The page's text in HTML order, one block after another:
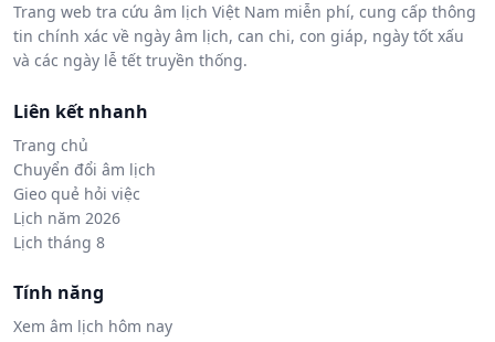
Trang web tra cứu âm lịch Việt Nam miễn phí, cung cấp thông
tin chính xác về ngày âm lịch, can chi, con giáp, ngày tốt xấu
và các ngày lễ tết truyền thống.
Liên kết nhanh
Trang chủ
Chuyển đổi âm lịch
Gieo quẻ hỏi việc
Lịch năm 2026
Lịch tháng 8
Tính năng
Xem âm lịch hôm nay